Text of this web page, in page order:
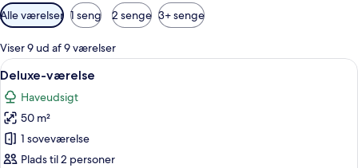
Tilgængelige
filtre
for
værelser
Alle værelser 1 seng 2 senge 3+ senge
Viser 9 ud af 9 værelser
Indlæs
alle
billeder
af
Deluxe-
værelse
Et hotelværelse med seng,
5
Deluxe-værelse
Haveudsigt
50 m²
1 soveværelse
Plads til 2 personer